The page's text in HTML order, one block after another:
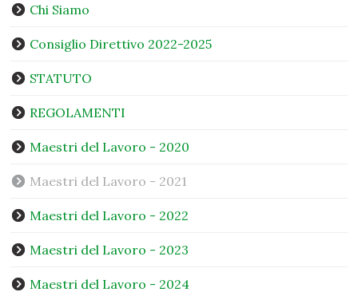
Chi Siamo
Consiglio Direttivo 2022-2025
STATUTO
REGOLAMENTI
Maestri del Lavoro - 2020
Maestri del Lavoro - 2021
Maestri del Lavoro - 2022
Maestri del Lavoro - 2023
Maestri del Lavoro - 2024